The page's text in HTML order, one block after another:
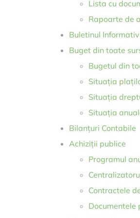
Lista cu
Rapoarte de
Buletinul
Buget din toate
Bugetul din
Situația
Situația
Situația
Bilanțuri Contabile
Achiziții publice
Programul
Contractele